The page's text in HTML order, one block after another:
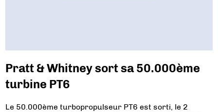
Pratt & Whitney sort sa 50.000ème
turbine PT6
Le 50.000ème turbopropulseur PT6 est sorti, le 2